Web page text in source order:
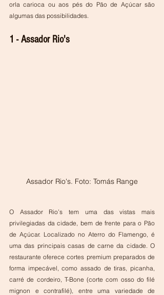
orla carioca ou aos pés do Pão de Açúcar são
algumas das possibilidades.
1 - Assador Rio's
Assador Rio's. Foto: Tomás Range
O Assador Rio’s tem uma das vistas mais
privilegiadas da cidade, bem de frente para o Pão
de Açúcar. Localizado no Aterro do Flamengo, é
uma das principais casas de carne da cidade. O
restaurante oferece cortes premium preparados de
forma impecável, como assado de tiras, picanha,
carré de cordeiro, T-Bone (corte com osso do filé
mignon e contrafilé), entre uma variedade de